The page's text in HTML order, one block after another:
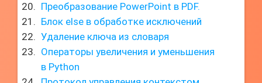
Преобразование PowerPoint в PDF.
Блок else в обработке исключений
Удаление ключа из словаря
Операторы увеличения и уменьшения
в Python